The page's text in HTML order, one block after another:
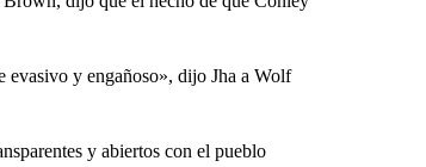
evasivo y engañoso», dijo Jha a Wolf
y abiertos con el pueblo